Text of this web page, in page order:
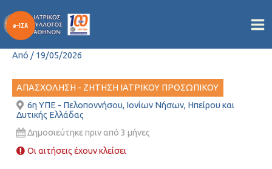
στο
περιεχόμενο
ΑΝΑΖΗΤΗΣΗ ΙΑΤΡΟΥ ΓΙΑ
ΕΡΓΑΣΙΑ
Από / 19/05/2026
ΑΠΑΣΧΟΛΗΣΗ - ΖΗΤΗΣΗ ΙΑΤΡΙΚΟΥ ΠΡΟΣΩΠΙΚΟΥ
6η ΥΠΕ - Πελοποννήσου, Ιονίων Νήσων, Ηπείρου και
Δυτικής Ελλάδας
Δημοσιεύτηκε πριν από 3 μήνες
Οι αιτήσεις έχουν κλείσει